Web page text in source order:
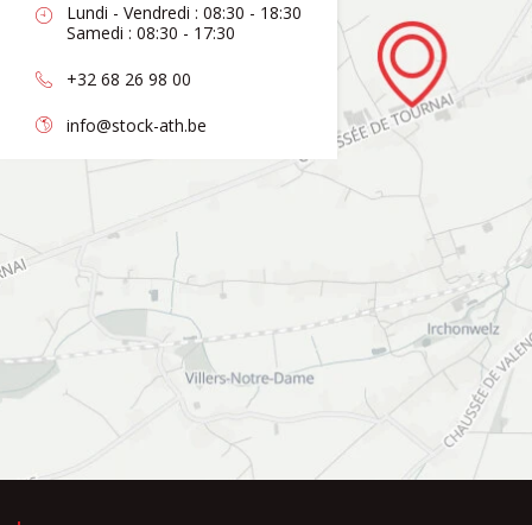
Lundi - Vendredi : 08:30 - 18:30
Samedi : 08:30 - 17:30
+32 68 26 98 00
info@stock-ath.be